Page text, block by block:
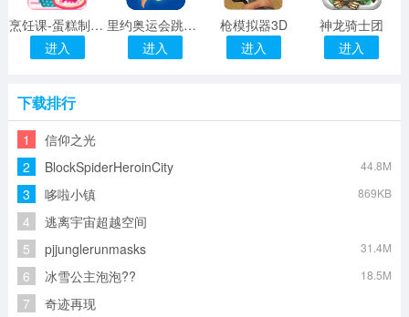
烹饪课-蛋糕制造者
进入
里约奥运会跳水冠军
进入
枪模拟器3D
进入
神龙骑士团
进入
下载排行
1
信仰之光
2
BlockSpiderHeroinCity 44.8M
3 哆啦小镇 869KB
4
逃离宇宙超越空间
5
pjjunglerunmasks 31.4M
6 冰雪公主泡泡?? 18.5M
7 奇迹再现